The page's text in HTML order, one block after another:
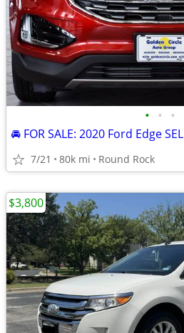
• • •
🚘 FOR SALE: 2020 Ford Edge SEL
7/21 80k mi Round Rock
$3,800